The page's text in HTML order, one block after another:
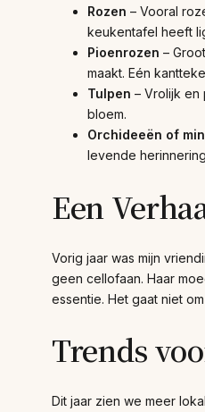
Rozen – Vooral
keukentafel heeft
Pioenrozen –
maakt. Eén
Tulpen – Vrolijk en
bloem.
Orchideeën of
levende
Een
Vorig jaar was mijn
geen cellofaan. Haar
essentie. Het gaat niet
Trends
Dit jaar zien we meer